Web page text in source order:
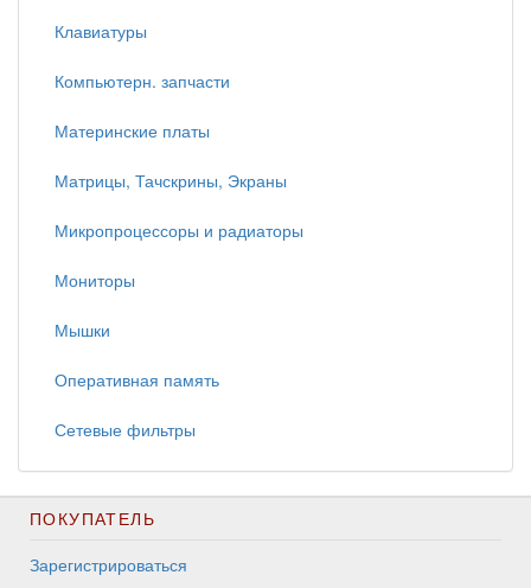
Клавиатуры
Компьютерн. запчасти
Материнские платы
Матрицы, Тачскрины, Экраны
Микропроцессоры и радиаторы
Мониторы
Мышки
Оперативная память
Сетевые фильтры
ПОКУПАТЕЛЬ
Зарегистрироваться